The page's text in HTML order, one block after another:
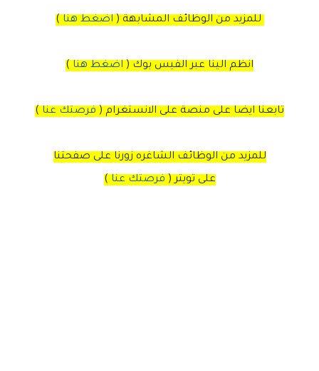
للمزيد من الوظائف المشابهة ( اضغط هنا )
انظم الينا عبر الفيس بوك ( اضغط هنا )
تابعنا ايضا على منصة على الانستغرام ( فرصتك عنا )
للمزيد من الوظائف الشاغره زورنا على صفحتنا
على تويتر( فرصتك عنا )